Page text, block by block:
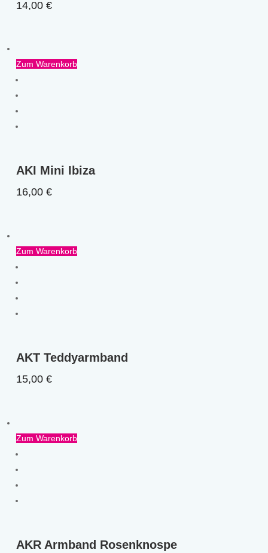
14,00€
Zum Warenkorb
AKI Mini Ibiza
16,00€
Zum Warenkorb
AKT Teddyarmband
15,00€
Zum Warenkorb
AKR Armband Rosenknospe